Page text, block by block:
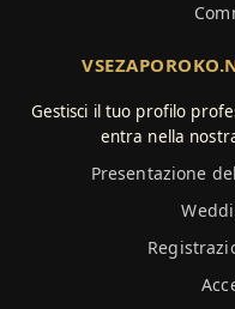
Gestisci il tuo profilo
entra nella
Presentazione